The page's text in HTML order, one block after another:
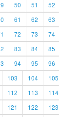
50 51 52
61 62 63
72 73 74
83 84 85
94 95 96
103 104 105
112 113 114
121 122 123